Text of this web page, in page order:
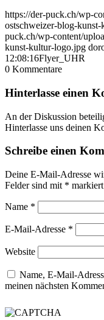
https://der-puck.ch/wp-
ostschweizer-blog-
puck.ch/wp-content/
kunst-kultur-logo.jpg
12:08:16Flyer_UHR
0 Kommentare
Hinterlasse einen
An der Diskussion
Hinterlasse uns deinen
Schreibe einen
Deine E-Mail-Adresse
Felder sind mit * markiert
Name *
E-Mail-Adresse *
Website
Name, E-Mail-
meinen nächsten